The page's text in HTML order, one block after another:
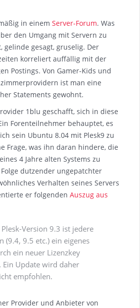
in einem Server-Forum. Was
den Umgang mit Servern zu
gelinde gesagt, gruselig. Der
korreliert auffällig mit der
Postings. Von Gamer-Kids und
ist man eine
Statements gewohnt.
1blu geschafft, sich in diese
Forenteilnehmer behauptet, es
sein Ubuntu 8.04 mit Plesk9 zu
Frage, was ihn daran hindere, die
4 Jahre alten Systems zu
dutzender ungepatchter
Verhalten seines Servers
er folgenden Auszug aus
Plesk-Version 9.3 ist jedere
(9.4, 9.5 etc.) ein eigenes
ein neuer Lizenzkey
Update wird daher
empfohlen.
Provider und Anbieter von